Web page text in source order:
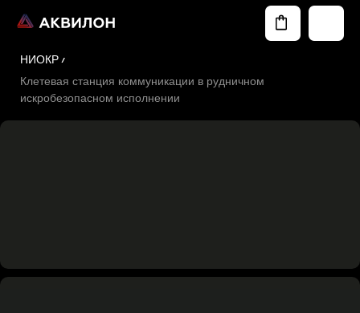
НИОКР
Клетевая станция коммуникации в рудничном
искробезопасном исполнении